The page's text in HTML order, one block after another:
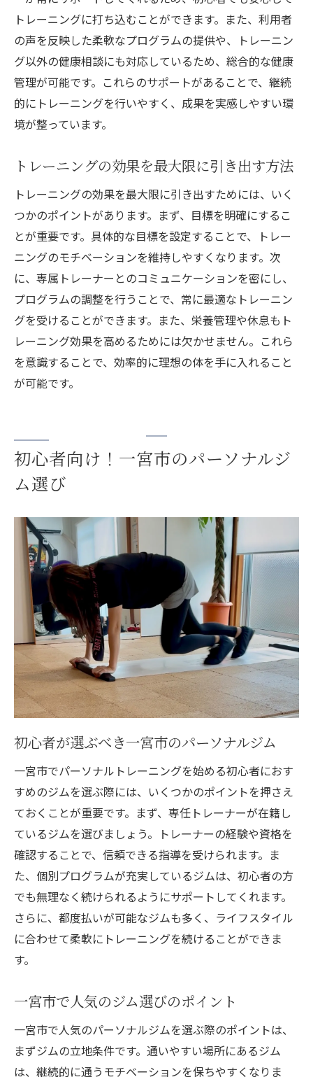
体制
初心者でも安心して続けられるジムの選び
方
個別相談でプランをカスタマイズする利点
安心してトレーニングに集中できる環境
トレーニングに打ち込むことができます。また、利用者
の声を反映した柔軟なプログラムの提供や、トレーニン
グ以外の健康相談にも対応しているため、総合的な健康
管理が可能です。これらのサポートがあることで、継続
的にトレーニングを行いやすく、成果を実感しやすい環
境が整っています。
トレーニングの効果を最大限に引き出す方法
トレーニングの効果を最大限に引き出すためには、いく
つかのポイントがあります。まず、目標を明確にするこ
とが重要です。具体的な目標を設定することで、トレー
ニングのモチベーションを維持しやすくなります。次
に、専属トレーナーとのコミュニケーションを密にし、
プログラムの調整を行うことで、常に最適なトレーニン
グを受けることができます。また、栄養管理や休息もト
レーニング効果を高めるためには欠かせません。これら
を意識することで、効率的に理想の体を手に入れること
が可能です。
初心者向け！一宮市のパーソナルジ
ム選び
初心者が選ぶべき一宮市のパーソナルジム
一宮市でパーソナルトレーニングを始める初心者におす
すめのジムを選ぶ際には、いくつかのポイントを押さえ
ておくことが重要です。まず、専任トレーナーが在籍し
ているジムを選びましょう。トレーナーの経験や資格を
確認することで、信頼できる指導を受けられます。ま
た、個別プログラムが充実しているジムは、初心者の方
でも無理なく続けられるようにサポートしてくれます。
さらに、都度払いが可能なジムも多く、ライフスタイル
に合わせて柔軟にトレーニングを続けることができま
す。
一宮市で人気のジム選びのポイント
一宮市で人気のパーソナルジムを選ぶ際のポイントは、
まずジムの立地条件です。通いやすい場所にあるジム
は、継続的に通うモチベーションを保ちやすくなりま